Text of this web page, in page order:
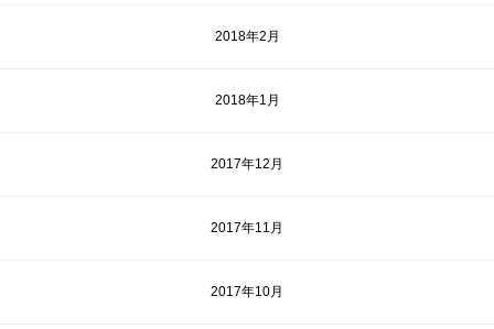
2018年2月
2018年1月
2017年12月
2017年11月
2017年10月